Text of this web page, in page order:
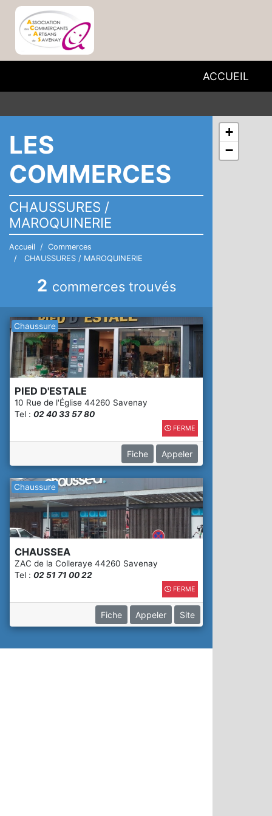
ACCUEIL
LES
COMMERCES
CHAUSSURES /
MAROQUINERIE
Accueil
Commerces
CHAUSSURES / MAROQUINERIE
2 commerces trouvés
Chaussure
PIED D'ESTALE
10 Rue de l'Église 44260 Savenay
Tel : 02 40 33 57 80
FERME
Fiche Appeler
Chaussure
CHAUSSEA
ZAC de la Colleraye 44260 Savenay
Tel : 02 51 71 00 22
FERME
Fiche Appeler Site
+
−